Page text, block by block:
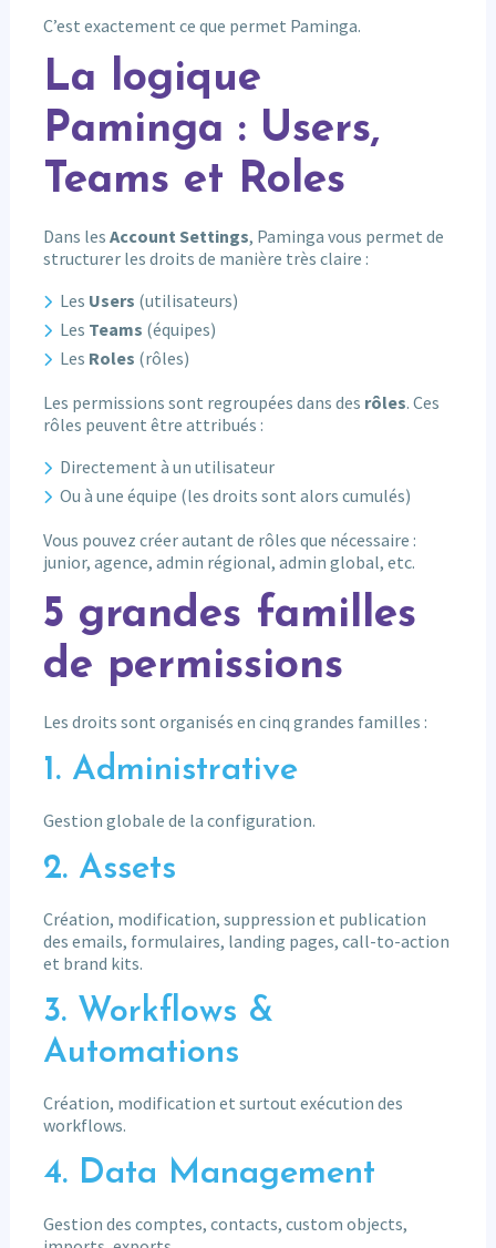
C’est exactement ce que permet Paminga.
La logique
Paminga : Users,
Teams et Roles
Dans les Account Settings, Paminga vous permet de
structurer les droits de manière très claire :
Les Users (utilisateurs)
Les Teams (équipes)
Les Roles (rôles)
Les permissions sont regroupées dans des rôles. Ces
rôles peuvent être attribués :
Directement à un utilisateur
Ou à une équipe (les droits sont alors cumulés)
Vous pouvez créer autant de rôles que nécessaire :
junior, agence, admin régional, admin global, etc.
5 grandes familles
de permissions
Les droits sont organisés en cinq grandes familles :
1. Administrative
Gestion globale de la configuration.
2. Assets
Création, modification, suppression et publication
des emails, formulaires, landing pages, call-to-action
et brand kits.
3. Workflows &
Automations
Création, modification et surtout exécution des
workflows.
4. Data Management
Gestion des comptes, contacts, custom objects,